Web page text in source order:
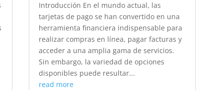
Introducción En el mundo actual, las
tarjetas de pago se han convertido en una
herramienta financiera indispensable para
realizar compras en línea, pagar facturas y
acceder a una amplia gama de servicios.
Sin embargo, la variedad de opciones
disponibles puede resultar...
read more